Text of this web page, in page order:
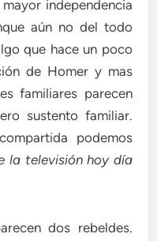
independencia
aún no del todo
que hace un poco
de Homer y mas
familiares parecen
sustento familiar.
podemos
la televisión hoy día
dos rebeldes.